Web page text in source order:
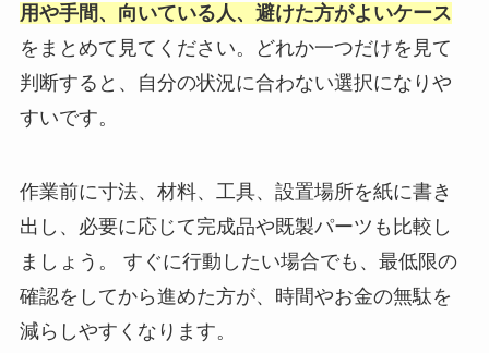
用や手間、向いている人、避けた方がよいケース
をまとめて見てください。どれか一つだけを見て
判断すると、自分の状況に合わない選択になりや
すいです。
作業前に寸法、材料、工具、設置場所を紙に書き
出し、必要に応じて完成品や既製パーツも比較し
ましょう。 すぐに行動したい場合でも、最低限の
確認をしてから進めた方が、時間やお金の無駄を
減らしやすくなります。